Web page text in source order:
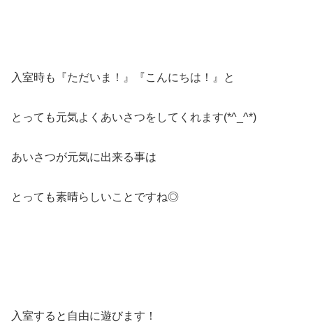
入室時も『ただいま！』『こんにちは！』と
とっても元気よくあいさつをしてくれます(*^_^*)
あいさつが元気に出来る事は
とっても素晴らしいことですね◎
入室すると自由に遊びます！